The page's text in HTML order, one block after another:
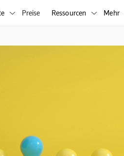
 Preise Ressourcen  Mehr